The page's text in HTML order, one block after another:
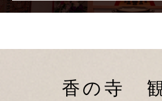
香の寺